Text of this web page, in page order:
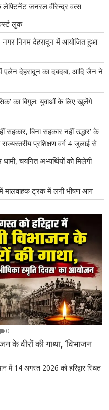
लेफ्टिनेंट जनरल वीरेन्द्र वत्स
लुक
नगर निगम देहरादून में आयोजित हुआ
एलेन देहरादून का दबदबा, आदि जैन ने
का बिगुल: युवाओं के लिए खुलेंगे
बिना सहकार नहीं उद्धार’ के
प्रशिक्षण वर्ग 4 जुलाई से
चयनित अभ्यर्थियों को मिलेगी
मालवाहक ट्रक में लगी भीषण आग
0
के वीरों की गाथा, ‘विभाजन
में 14 अगस्त 2026 को हरिद्वार स्थित